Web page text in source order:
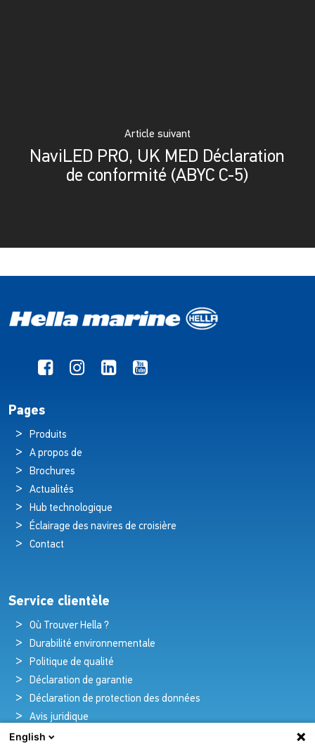
Article suivant
NaviLED PRO, UK MED Déclaration
de conformité (ABYC C-5)
Pages
Produits
A propos de
Brochures
Actualités
Hub technologique
Éclairage des navires de croisière
Contact
Service clientèle
Où Trouver Hella ?
Durabilité environnementale
Politique de qualité
Déclaration de garantie
Déclaration de protection des données
Avis juridique
English